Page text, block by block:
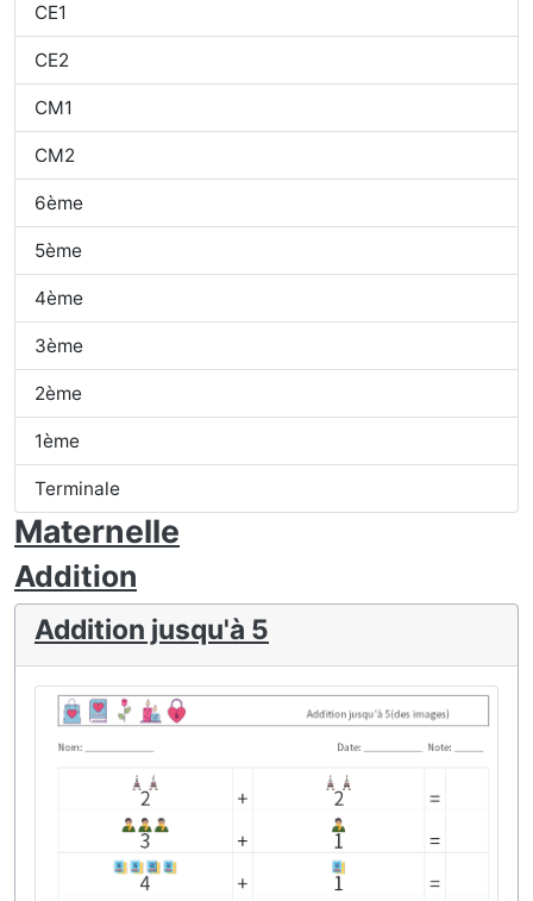
CE1
CE2
CM1
CM2
6ème
5ème
4ème
3ème
2ème
1ème
Terminale
Maternelle
Addition
Addition jusqu'à 5